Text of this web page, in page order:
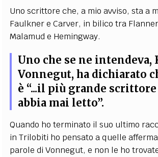
Uno scrittore che, a mio avviso, sta a
Faulkner e Carver, in bilico tra
Malamud e Hemingway.
Uno che se ne intendeva,
Vonnegut, ha dichiarato
è “...il più grande
abbia mai letto”.
Quando ho terminato il suo ultimo
in Trilobiti ho pensato a quelle
parole di Vonnegut, e non le ho